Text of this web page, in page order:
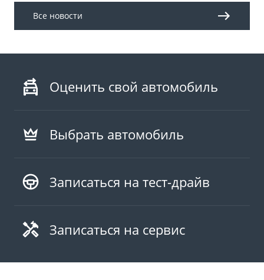
Все новости
Оценить свой автомобиль
Выбрать автомобиль
Записаться на тест-драйв
Записаться на сервис